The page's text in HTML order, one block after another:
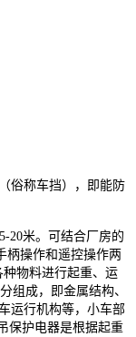
俗称车挡），即能防
20米。可结合厂房的
柄操作和遥控操作两
物料进行起重、运
组成，即金属结构、
运行机构等，小车部
保护电器是根据起重